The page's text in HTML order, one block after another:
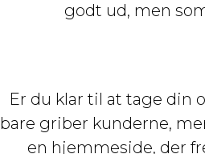
godt ud, men
Er du klar til at tage din
bare griber kunderne,
en hjemmeside, der